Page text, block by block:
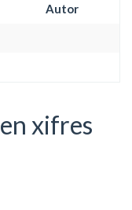
Autor
xifres